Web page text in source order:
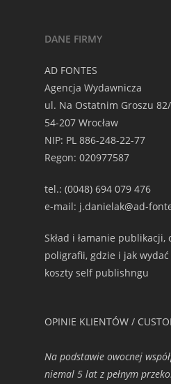
DANE FIRMY
AD FONTES
Agencja Wydawnicza
ul. Na Ostatnim Groszu
54-207 Wrocław
NIP: PL 886-248-22-77
Regon: 020977587
tel.: (0048) 694 079 476
e-mail: j.danielak@ad-
Skład i łamanie
poligrafii, gdzie i jak wydać
koszty self publishngu
OPINIE KLIENTÓW /
Na podstawie owocnej
niemal 5 lat z pełnym